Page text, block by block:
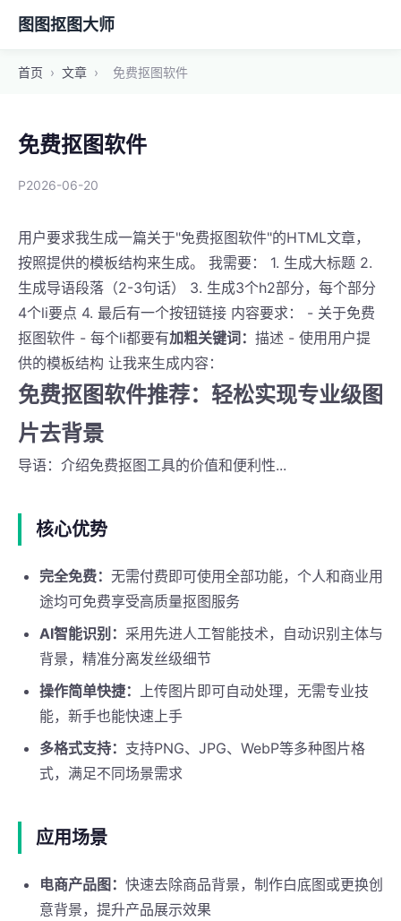
图图抠图大师
首页 › 文章 › 免费抠图软件
免费抠图软件
P2026-06-20
用户要求我生成一篇关于"免费抠图软件"的HTML文章，
按照提供的模板结构来生成。 我需要： 1. 生成大标题 2.
生成导语段落（2-3句话） 3. 生成3个h2部分，每个部分
4个li要点 4. 最后有一个按钮链接 内容要求： - 关于免费
抠图软件 - 每个li都要有加粗关键词： 描述 - 使用用户提
供的模板结构 让我来生成内容：
免费抠图软件推荐：轻松实现专业级图
片去背景
导语：介绍免费抠图工具的价值和便利性...
核心优势
完全免费： 无需付费即可使用全部功能，个人和商业用
途均可免费享受高质量抠图服务
AI智能识别： 采用先进人工智能技术，自动识别主体与
背景，精准分离发丝级细节
操作简单快捷： 上传图片即可自动处理，无需专业技
能，新手也能快速上手
多格式支持： 支持PNG、JPG、WebP等多种图片格
式，满足不同场景需求
应用场景
电商产品图： 快速去除商品背景，制作白底图或更换创
意背景，提升产品展示效果